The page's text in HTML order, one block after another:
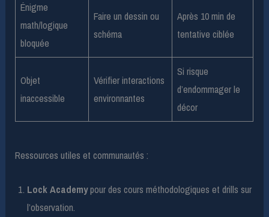
Énigme
math/logique
bloquée
Faire un dessin ou
schéma
Après 10 min de
tentative ciblée
Objet
inaccessible
Vérifier interactions
environnantes
Si risque
d’endommager le
décor
Ressources utiles et communautés :
Lock Academypour des cours méthodologiques et drills sur
l’observation.